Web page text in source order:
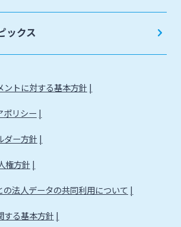
ックス
ントに対する基本方針
ポリシー
ダー方針
権方針
の法人データの共同利用について
する基本方針